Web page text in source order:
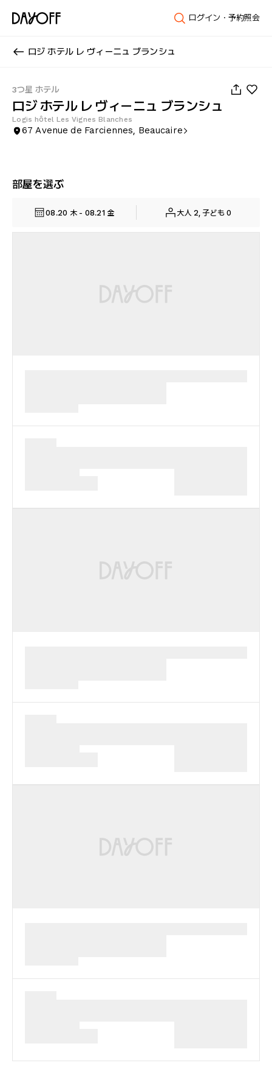
ログイン・予約照会
ロジ ホテル レ ヴィーニュ ブランシュ
3つ星 ホテル
ロジ ホテル レ ヴィーニュ ブランシュ
Logis hôtel Les Vignes Blanches
67 Avenue de Farciennes, Beaucaire
部屋を選ぶ
08.20 木 - 08.21 金 大人 2, 子ども 0